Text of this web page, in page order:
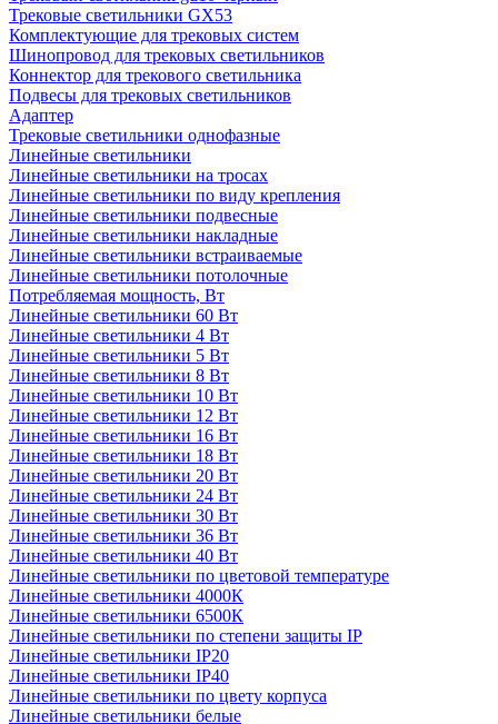
Трековые светильники GX53
Комплектующие для трековых систем
Шинопровод для трековых светильников
Коннектор для трекового светильника
Подвесы для трековых светильников
Адаптер
Трековые светильники однофазные
Линейные светильники
Линейные светильники на тросах
Линейные светильники по виду крепления
Линейные светильники подвесные
Линейные светильники накладные
Линейные светильники встраиваемые
Линейные светильники потолочные
Потребляемая мощность, Вт
Линейные светильники 60 Вт
Линейные светильники 4 Вт
Линейные светильники 5 Вт
Линейные светильники 8 Вт
Линейные светильники 10 Вт
Линейные светильники 12 Вт
Линейные светильники 16 Вт
Линейные светильники 18 Вт
Линейные светильники 20 Вт
Линейные светильники 24 Вт
Линейные светильники 30 Вт
Линейные светильники 36 Вт
Линейные светильники 40 Вт
Линейные светильники по цветовой температуре
Линейные светильники 4000К
Линейные светильники 6500К
Линейные светильники по степени защиты IP
Линейные светильники IP20
Линейные светильники IP40
Линейные светильники по цвету корпуса
Линейные светильники белые